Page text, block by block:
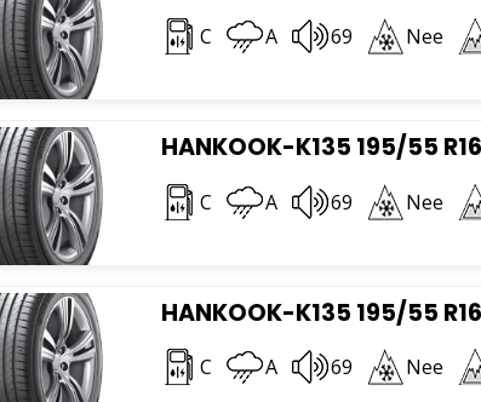
C A 69 Nee
HANKOOK-K135 195/55
C A 69 Nee
HANKOOK-K135 195/55
C A 69 Nee